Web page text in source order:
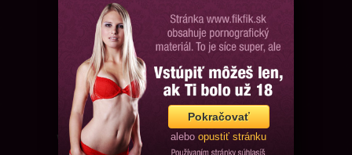
Chcem ďalšie videá, prosím
Pokračovať
alebo opustiť stránku